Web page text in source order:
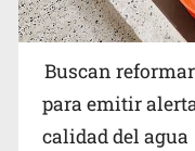
Citarían a Medrano
vecinos de Mirador
Buscan
para emitir
calidad del agua